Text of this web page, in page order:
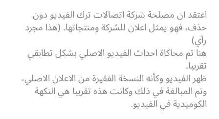
اعتقد ان مصلحة شركة اتصالات ترك الفيديو دون
حذف، فهو يمثل اعلان للشركة ومنتجاتها. (هذا مجرد
رأي)
هنا تم محاكاة احداث الفيديو الاصلي بشكل تطابقي
تقريبا.
ظهر الفيديو وكأنه النسخة الفقيرة من الاعلان الاصلي،
وتم المبالغة في ذلك وكانت هذه تقريبا هي النكهة
الكوميدية في الفيديو.